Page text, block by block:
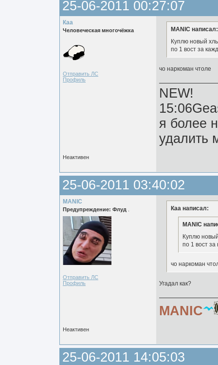
25-06-2011 00:27:07
Каа
Человеческая многочёжка
Отправить ЛС
Профиль
MANIC написал:
Куплю новый
по 1 вост за
чо наркоман чтоле
NEW!
я более
удалить
Неактивен
25-06-2011 03:40:02
MANIC
Предупреждение: Флуд
Отправить ЛС
Профиль
Каа написал:
MANIC
Куплю
по 1 вост
чо наркоман
Угадал как?
MANIC
Неактивен
25-06-2011 14:05:03